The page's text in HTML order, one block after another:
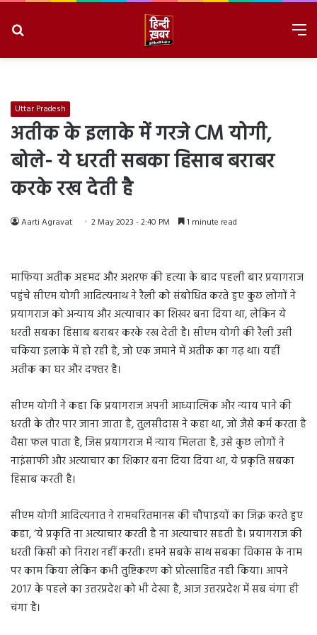
Uttar Pradesh
अतीक के इलाके में गरजे CM योगी,
बोले- ये धरती सबका हिसाब बराबर
करके रख देती है
Aarti Agravat 2 May 2023 - 2:40 PM 1 minute read
माफिया अतीक अहमद और अशरफ की हत्या के बाद पहली बार प्रयागराज
पहुंचे सीएम योगी आदित्यनाथ ने रैली को संबोधित करते हुए कुछ लोगों ने
प्रयागराज को अन्याय और अत्याचार का शिखर बना दिया था, लेकिन ये
धरती सबका हिसाब बराबर करके रख देती है। सीएम योगी की रैली उसी
चकिया इलाके में हो रही है, जो एक जमाने में अतीक का गढ़ था। यहीं
अतीक का घर और दफ्तर है।
सीएम योगी ने कहा कि प्रयागराज अपनी आध्यात्मिक और न्याय पाने की
धरती के तौर पार जाना जाता है, तुलसीदास ने कहा था, जो जैसे कर्म करता है
वैसा फल पाता है, जिस प्रयागराज में न्याय मिलता है, उसे कुछ लोगों ने
नाइंसाफी और अत्याचार का शिकार बना दिया दिया था, ये प्रकृति सबका
हिसाब करती है।
सीएम योगी आदित्यनात ने रामचरितमानस की चौपाइयों का जिक्र करते हुए
कहा, ‘ये प्रकृति ना अत्याचार करती है ना अत्याचार सहती है। प्रयागराज की
धरती किसी को निराश नहीं करती। हमने सबके साथ सबका विकास के नाम
पर काम किया लेकिन कभी तुष्टिकरण को प्रोत्साहित नही किया। आपने
2017 के पहले का उत्तरप्रदेश को भी देखा है, आज उत्तरप्रदेश में सब चंगा ही
चंगा है।